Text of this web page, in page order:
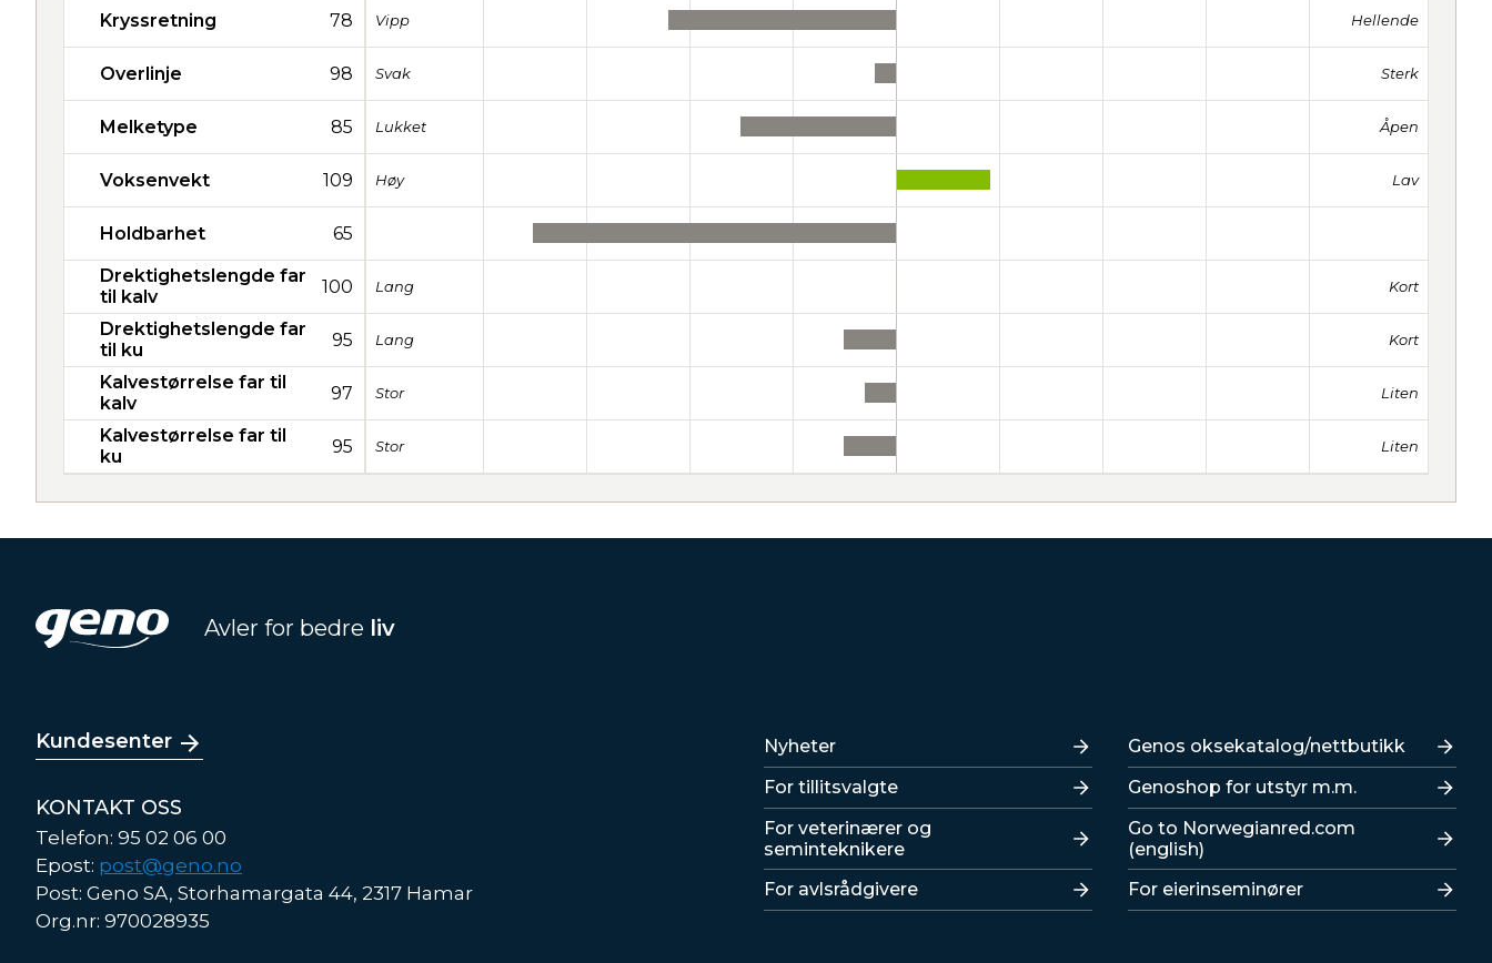
Kryssretning 78 Vipp Hellende
Overlinje 98 Svak Sterk
Melketype 85 Lukket Åpen
Voksenvekt 109 Høy Lav
Holdbarhet 65
Drektighetslengde far
til kalv
100 Lang Kort
Drektighetslengde far
til ku
95 Lang Kort
Kalvestørrelse far til
kalv
97 Stor Liten
Kalvestørrelse far til
ku
95 Stor Liten
Avler for bedre liv
Kundesenter
KONTAKT OSS
Telefon: 95 02 06 00
Epost: post@geno.no
Post: Geno SA, Storhamargata 44, 2317 Hamar
Org.nr: 970028935
Lenker
Nyheter
For tillitsvalgte
For veterinærer og
seminteknikere
For avlsrådgivere
Lenker
Genos oksekatalog/nettbutikk
Genoshop for utstyr m.m.
Go to Norwegianred.com
(english)
For eierinseminører